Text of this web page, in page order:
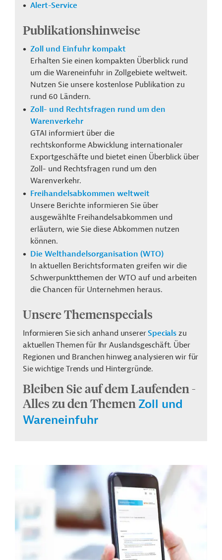
Alert-Service
Publikationshinweise
Zoll und Einfuhr kompakt
Erhalten Sie einen kompakten Überblick rund
um die Wareneinfuhr in Zollgebiete weltweit.
Nutzen Sie unsere kostenlose Publikation zu
rund 60 Ländern.
Zoll- und Rechtsfragen rund um den
Warenverkehr
GTAI informiert über die
rechtskonforme Abwicklung internationaler
Exportgeschäfte und bietet einen Überblick über
Zoll- und Rechtsfragen rund um den
Warenverkehr.
Freihandelsabkommen weltweit
Unsere Berichte informieren Sie über
ausgewählte Freihandelsabkommen und
erläutern, wie Sie diese Abkommen nutzen
können.
Die Welthandelsorganisation (WTO)
In aktuellen Berichtsformaten greifen wir die
Schwerpunktthemen der WTO auf und arbeiten
die Chancen für Unternehmen heraus.
Unsere Themenspecials
Informieren Sie sich anhand unserer Specialszu
aktuellen Themen für Ihr Auslandsgeschäft. Über
Regionen und Branchen hinweg analysieren wir für
Sie wichtige Trends und Hintergründe.
Bleiben Sie auf dem Laufenden -
Alles zu den Themen Zoll und
Wareneinfuhr